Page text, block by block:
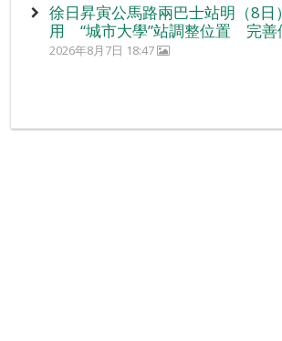
徐日昇寅公馬路兩巴士站明（8日
用 “城市大學”站調整位置 完善
2026年8月7日 18:47